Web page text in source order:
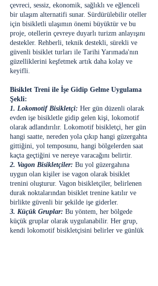
çevreci, sessiz, ekonomik, sağlıklı ve eğlenceli
bir ulaşım alternatifi sunar. Sürdürülebilir oteller
için bisikletli ulaşımın önemi büyüktür ve bu
proje, otellerin çevreye duyarlı turizm anlayışını
destekler. Rehberli, teknik destekli, sürekli ve
güvenli bisiklet turları ile Tarihi Yarımada'nın
güzelliklerini keşfetmek artık daha kolay ve
keyifli.
Bisiklet Treni ile İşe Gidip Gelme Uygulama
Şekli:
1. Lokomotif Bisikletçi: Her gün düzenli olarak
evden işe bisikletle gidip gelen kişi, lokomotif
olarak adlandırılır. Lokomotif bisikletçi, her gün
hangi saatte, nereden yola çıkıp hangi güzergahta
gittiğini, yol temposunu, hangi bölgelerden saat
kaçta geçtiğini ve nereye varacağını belirtir.
2. Vagon Bisikletçiler: Bu yol güzergahına
uygun olan kişiler ise vagon olarak bisiklet
trenini oluşturur. Vagon bisikletçiler, belirlenen
durak noktalarından bisiklet trenine katılır ve
birlikte güvenli bir şekilde işe giderler.
3. Küçük Gruplar: Bu yöntem, her bölgede
küçük gruplar olarak uygulanabilir. Her grup,
kendi lokomotif bisikletçisini belirler ve günlük